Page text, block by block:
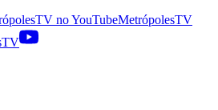
noYouTubeMetrópolesTV